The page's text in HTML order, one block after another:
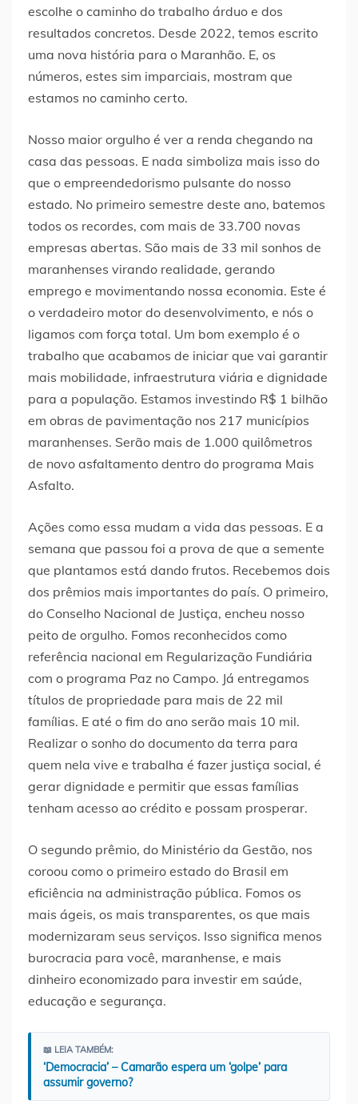
escolhe o caminho do trabalho árduo e dos
resultados concretos. Desde 2022, temos escrito
uma nova história para o Maranhão. E, os
números, estes sim imparciais, mostram que
estamos no caminho certo.
Nosso maior orgulho é ver a renda chegando na
casa das pessoas. E nada simboliza mais isso do
que o empreendedorismo pulsante do nosso
estado. No primeiro semestre deste ano, batemos
todos os recordes, com mais de 33.700 novas
empresas abertas. São mais de 33 mil sonhos de
maranhenses virando realidade, gerando
emprego e movimentando nossa economia. Este é
o verdadeiro motor do desenvolvimento, e nós o
ligamos com força total. Um bom exemplo é o
trabalho que acabamos de iniciar que vai garantir
mais mobilidade, infraestrutura viária e dignidade
para a população. Estamos investindo R$ 1 bilhão
em obras de pavimentação nos 217 municípios
maranhenses. Serão mais de 1.000 quilômetros
de novo asfaltamento dentro do programa Mais
Asfalto.
Ações como essa mudam a vida das pessoas. E a
semana que passou foi a prova de que a semente
que plantamos está dando frutos. Recebemos dois
dos prêmios mais importantes do país. O primeiro,
do Conselho Nacional de Justiça, encheu nosso
peito de orgulho. Fomos reconhecidos como
referência nacional em Regularização Fundiária
com o programa Paz no Campo. Já entregamos
títulos de propriedade para mais de 22 mil
famílias. E até o fim do ano serão mais 10 mil.
Realizar o sonho do documento da terra para
quem nela vive e trabalha é fazer justiça social, é
gerar dignidade e permitir que essas famílias
tenham acesso ao crédito e possam prosperar.
O segundo prêmio, do Ministério da Gestão, nos
coroou como o primeiro estado do Brasil em
eficiência na administração pública. Fomos os
mais ágeis, os mais transparentes, os que mais
modernizaram seus serviços. Isso significa menos
burocracia para você, maranhense, e mais
dinheiro economizado para investir em saúde,
educação e segurança.
📖 LEIA TAMBÉM:
‘Democracia’ – Camarão espera um ‘golpe’ para
assumir governo?